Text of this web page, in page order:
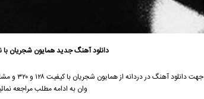
دانلود آهنگ جدیدهمایون شجریان با
جهت دانلود آهنگ در دردانه ازهمایون شجریان
با
وان به ادامه مطلب مراجعه